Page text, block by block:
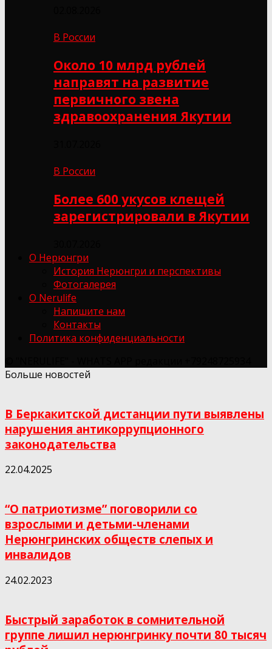
В России
Около 10 млрд рублей
направят на развитие
первичного звена
здравоохранения Якутии
В России
Более 600 укусов клещей
зарегистрировали в Якутии
О Нерюнгри
История Нерюнгри и перспективы
Фотогалерея
О Nerulife
Напишите нам
Контакты
Политика конфиденциальности
Больше новостей
В Беркакитской дистанции пути выявлены
нарушения антикоррупционного
законодательства
22.04.2025
“О патриотизме” поговорили со
взрослыми и детьми-членами
Нерюнгринских обществ слепых и
инвалидов
24.02.2023
Быстрый заработок в сомнительной
группе лишил нерюнгринку почти 80 тысяч